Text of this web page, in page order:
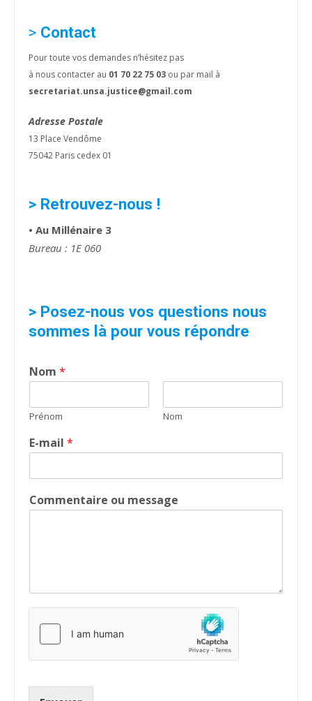
> Contact
Pour toute vos demandes n’hésitez pas
à nous contacter au 01 70 22 75 03 ou par mail à
secretariat.unsa.justice@gmail.com
Adresse Postale
13 Place Vendôme
75042 Paris cedex 01
> Retrouvez-nous !
• Au Millénaire 3
Bureau : 1E 060
> Posez-nous vos questions nous
sommes là pour vous répondre
Nom *
Prénom Nom
E-mail *
Commentaire ou message